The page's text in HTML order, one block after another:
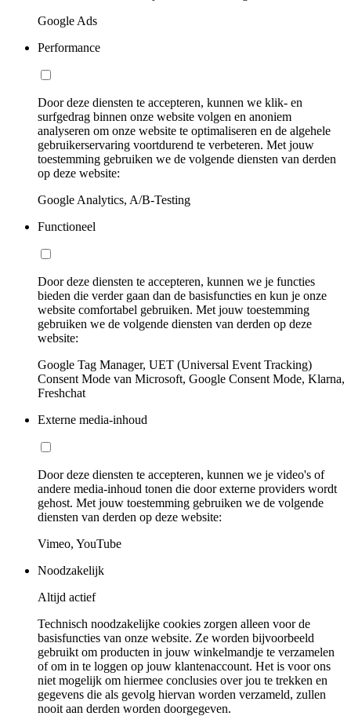
Google Ads
Performance
Door deze diensten te accepteren, kunnen we klik- en
surfgedrag binnen onze website volgen en anoniem
analyseren om onze website te optimaliseren en de algehele
gebruikerservaring voortdurend te verbeteren. Met jouw
toestemming gebruiken we de volgende diensten van derden
op deze website:
Google Analytics, A/B-Testing
Functioneel
Door deze diensten te accepteren, kunnen we je functies
bieden die verder gaan dan de basisfuncties en kun je onze
website comfortabel gebruiken. Met jouw toestemming
gebruiken we de volgende diensten van derden op deze
website:
Google Tag Manager, UET (Universal Event Tracking)
Consent Mode van Microsoft, Google Consent Mode, Klarna,
Freshchat
Externe media-inhoud
Door deze diensten te accepteren, kunnen we je video's of
andere media-inhoud tonen die door externe providers wordt
gehost. Met jouw toestemming gebruiken we de volgende
diensten van derden op deze website:
Vimeo, YouTube
Noodzakelijk
Altijd actief
Technisch noodzakelijke cookies zorgen alleen voor de
basisfuncties van onze website. Ze worden bijvoorbeeld
gebruikt om producten in jouw winkelmandje te verzamelen
of om in te loggen op jouw klantenaccount. Het is voor ons
niet mogelijk om hiermee conclusies over jou te trekken en
gegevens die als gevolg hiervan worden verzameld, zullen
nooit aan derden worden doorgegeven.